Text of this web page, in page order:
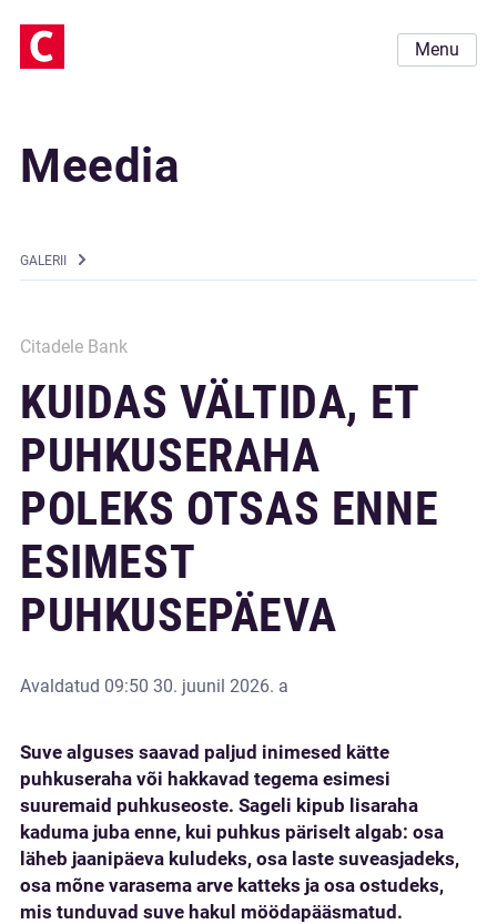
Menu
Meedia
GALERII
Citadele Bank
KUIDAS VÄLTIDA, ET
PUHKUSERAHA
POLEKS OTSAS ENNE
ESIMEST
PUHKUSEPÄEVA
Avaldatud 09:50 30. juunil 2026. a
Suve alguses saavad paljud inimesed kätte
puhkuseraha või hakkavad tegema esimesi
suuremaid puhkuseoste. Sageli kipub lisaraha
kaduma juba enne, kui puhkus päriselt algab: osa
läheb jaanipäeva kuludeks, osa laste suveasjadeks,
osa mõne varasema arve katteks ja osa ostudeks,
mis tunduvad suve hakul möödapääsmatud.